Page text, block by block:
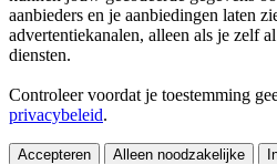
aanbieders en je aanbiedingen laten
advertentiekanalen, alleen als je zelf
diensten.
Controleer voordat je toestemming
privacybeleid.
Accepteren Alleen noodzakelijke